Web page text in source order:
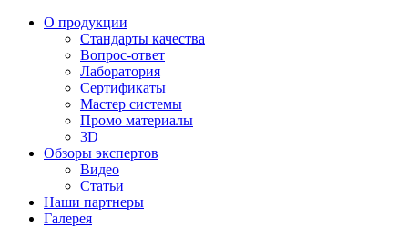
О продукции
Стандарты качества
Вопрос-ответ
Лаборатория
Сертификаты
Мастер системы
Промо материалы
3D
Обзоры экспертов
Видео
Статьи
Наши партнеры
Галерея